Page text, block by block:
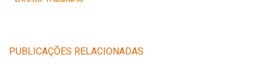
PUBLICAÇÕES RELACIONADAS